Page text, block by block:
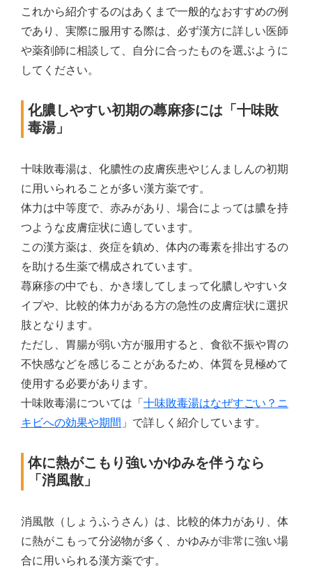
これから紹介するのはあくまで一般的なおすすめの例
であり、実際に服用する際は、必ず漢方に詳しい医師
や薬剤師に相談して、自分に合ったものを選ぶように
してください。
化膿しやすい初期の蕁麻疹には「十味敗
毒湯」
十味敗毒湯は、化膿性の皮膚疾患やじんましんの初期
に用いられることが多い漢方薬です。
体力は中等度で、赤みがあり、場合によっては膿を持
つような皮膚症状に適しています。
この漢方薬は、炎症を鎮め、体内の毒素を排出するの
を助ける生薬で構成されています。
蕁麻疹の中でも、かき壊してしまって化膿しやすいタ
イプや、比較的体力がある方の急性の皮膚症状に選択
肢となります。
ただし、胃腸が弱い方が服用すると、食欲不振や胃の
不快感などを感じることがあるため、体質を見極めて
使用する必要があります。
十味敗毒湯については「十味敗毒湯はなぜすごい？ニ
キビへの効果や期間 」で詳しく紹介しています。
体に熱がこもり強いかゆみを伴うなら
「消風散」
消風散（しょうふうさん）は、比較的体力があり、体
に熱がこもって分泌物が多く、かゆみが非常に強い場
合に用いられる漢方薬です。